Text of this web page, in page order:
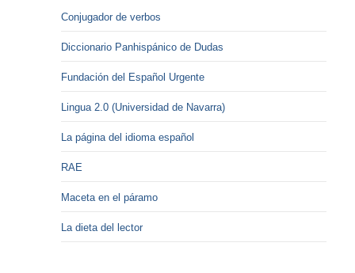
Conjugador de verbos
Diccionario Panhispánico de Dudas
Fundación del Español Urgente
Lingua 2.0 (Universidad de Navarra)
La página del idioma español
RAE
Maceta en el páramo
La dieta del lector